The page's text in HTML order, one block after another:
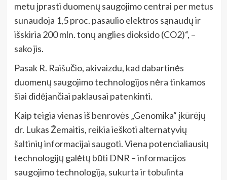
metu įprasti duomenų saugojimo centrai per metus
sunaudoja 1,5 proc. pasaulio elektros sąnaudų ir
išskiria 200 mln. tonų anglies dioksido (CO2)“, –
sako jis.
Pasak R. Raišučio, akivaizdu, kad dabartinės
duomenų saugojimo technologijos nėra tinkamos
šiai didėjančiai paklausai patenkinti.
Kaip teigia vienas iš benrovės „Genomika“ įkūrėjų
dr. Lukas Žemaitis, reikia ieškoti alternatyvių
šaltinių informacijai saugoti. Viena potencialiausių
technologijų galėtų būti DNR – informacijos
saugojimo technologija, sukurta ir tobulinta